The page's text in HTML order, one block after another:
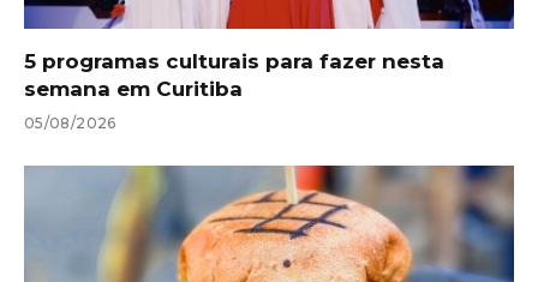
5 programas culturais para fazer nesta
semana em Curitiba
05/08/2026